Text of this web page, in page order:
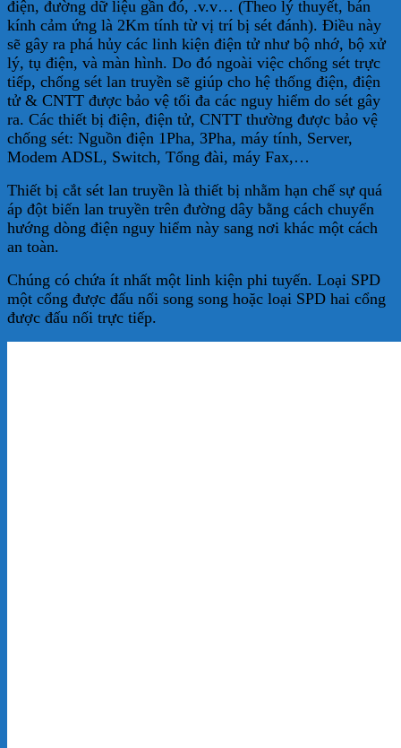
điện, đường dữ liệu gần đó, .v.v… (Theo lý thuyết, bán
kính cảm ứng là 2Km tính từ vị trí bị sét đánh). Điều này
sẽ gây ra phá hủy các linh kiện điện tử như bộ nhớ, bộ xử
lý, tụ điện, và màn hình. Do đó ngoài việc chống sét trực
tiếp, chống sét lan truyền sẽ giúp cho hệ thống điện, điện
tử & CNTT được bảo vệ tối đa các nguy hiểm do sét gây
ra. Các thiết bị điện, điện tử, CNTT thường được bảo vệ
chống sét: Nguồn điện 1Pha, 3Pha, máy tính, Server,
Modem ADSL, Switch, Tổng đài, máy Fax,…
Thiết bị cắt sét lan truyền là thiết bị nhằm hạn chế sự quá
áp đột biến lan truyền trên đường dây bằng cách chuyển
hướng dòng điện nguy hiểm này sang nơi khác một cách
an toàn.
Chúng có chứa ít nhất một linh kiện phi tuyến. Loại SPD
một cổng được đấu nối song song hoặc loại SPD hai cổng
được đấu nối trực tiếp.